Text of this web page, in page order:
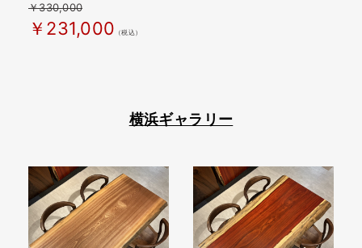
￥330,000
￥231,000 （税込）
横浜ギャラリー